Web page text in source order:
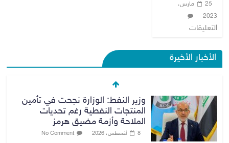
25 مارس،
2023
التعليقات
الأخبار الأخيرة
وزير النفط: الوزارة نجحت في تأمين
المنتجات النفطية رغم تحديات
الملاحة وأزمة مضيق هرمز
8 أغسطس، 2026 No Comment